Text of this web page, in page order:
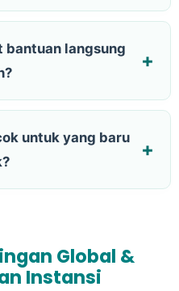
bantuan langsung
untuk yang baru
Global &
Instansi